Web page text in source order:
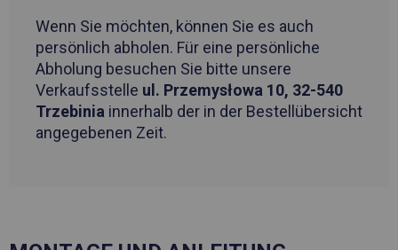
Wenn Sie möchten, können Sie es auch
persönlich abholen. Für eine persönliche
Abholung besuchen Sie bitte unsere
Verkaufsstelle ul. Przemysłowa 10, 32-540
Trzebinia innerhalb der in der Bestellübersicht
angegebenen Zeit.